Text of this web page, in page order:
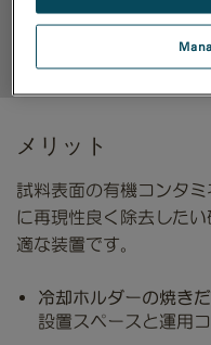
メリット
試料表面の有機コンタ
に再現性良く除去した
適な装置です。
冷却ホルダーの焼き
設置スペースと運用